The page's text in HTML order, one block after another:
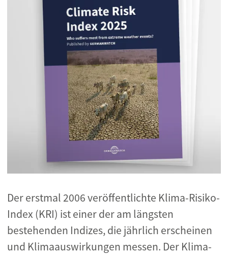
Der erstmal 2006 veröffentlichte Klima-Risiko-
Index (KRI) ist einer der am längsten
bestehenden Indizes, die jährlich erscheinen
und Klimaauswirkungen messen. Der Klima-